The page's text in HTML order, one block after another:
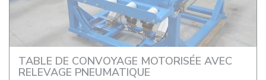
TABLE DE CONVOYAGE MOTORISÉE AVEC
RELEVAGE PNEUMATIQUE